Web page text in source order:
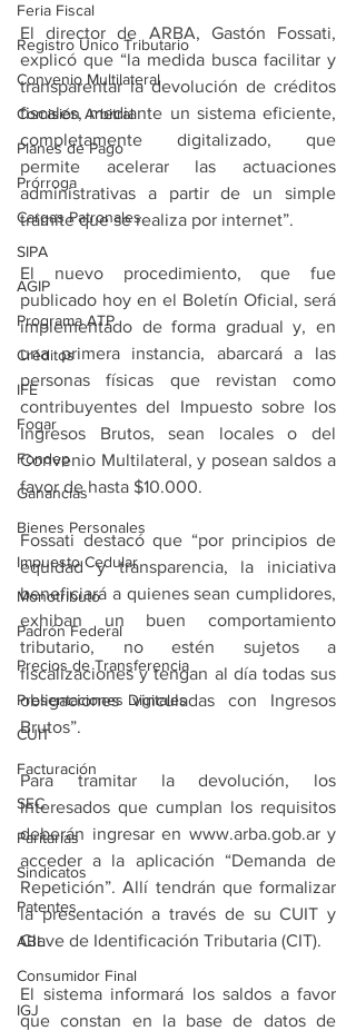
Feria Fiscal
Registro Único Tributario
Convenio Multilateral
Comisión Arbitral
Planes de Pago
Prórroga
Cargas Patronales
SIPA
AGIP
Programa ATP
Créditos
IFE
Fogar
Fondep
Ganancias
Bienes Personales
Impuesto Cedular
Monotributo
Padrón Federal
Precios de Transferencia
Presentaciones Digitales
CUIT
Facturación
SEC
Paritarias
Sindicatos
Patentes
ABL
Consumidor Final
IGJ
El director de ARBA, Gastón Fossati,
explicó que “la medida busca facilitar y
transparentar la devolución de créditos
fiscales, mediante un sistema eficiente,
completamente digitalizado, que
permite acelerar las actuaciones
administrativas a partir de un simple
trámite que se realiza por internet”.
El nuevo procedimiento, que fue
publicado hoy en el Boletín Oficial, será
implementado de forma gradual y, en
una primera instancia, abarcará a las
personas físicas que revistan como
contribuyentes del Impuesto sobre los
Ingresos Brutos, sean locales o del
Convenio Multilateral, y posean saldos a
favor de hasta $10.000.
Fossati destacó que “por principios de
equidad y transparencia, la iniciativa
beneficiará a quienes sean cumplidores,
exhiban un buen comportamiento
tributario, no estén sujetos a
fiscalizaciones y tengan al día todas sus
obligaciones vinculadas con Ingresos
Brutos”.
Para tramitar la devolución, los
interesados que cumplan los requisitos
deberán ingresar en www.arba.gob.ar y
acceder a la aplicación “Demanda de
Repetición”. Allí tendrán que formalizar
la presentación a través de su CUIT y
Clave de Identificación Tributaria (CIT).
El sistema informará los saldos a favor
que constan en la base de datos de